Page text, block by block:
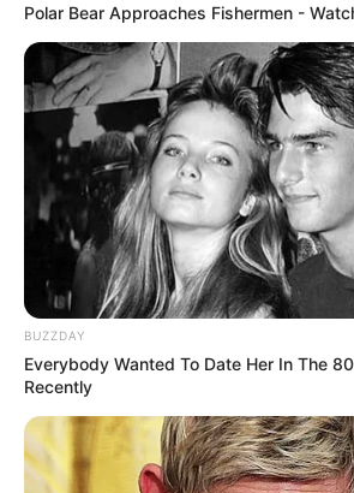
Polar Bear Approaches Fishermen -
BUZZDAY
Everybody Wanted To Date Her In The
Recently